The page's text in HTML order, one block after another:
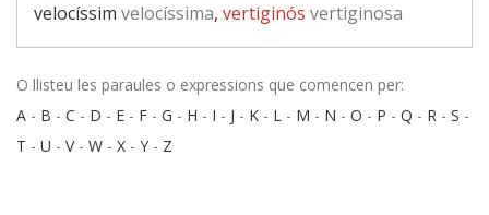
velocíssim velocíssima, vertiginós vertiginosa
O llisteu les paraules o expressions que comencen per:
A - B - C - D - E - F - G - H - I - J - K - L - M - N - O - P - Q - R - S -
T - U - V- W - X - Y - Z